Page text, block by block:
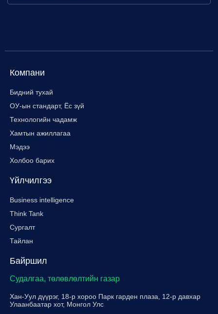
Компани
Бидний тухай
ОУ-ын стандарт, Ёс зүй
Технологийн чадамж
Хамтын ажиллагаа
Мэдээ
Холбоо барих
Үйлчилгээ
Business intelligence
Think Tank
Сургалт
Тайлан
Байршил
Судалгаа, төлөвлөлтийн газар
Хан-Уул дүүрэг, 18-р хороо Парк гарден плаза, 12-р давхар
Улаанбаатар хот, Монгол Улс